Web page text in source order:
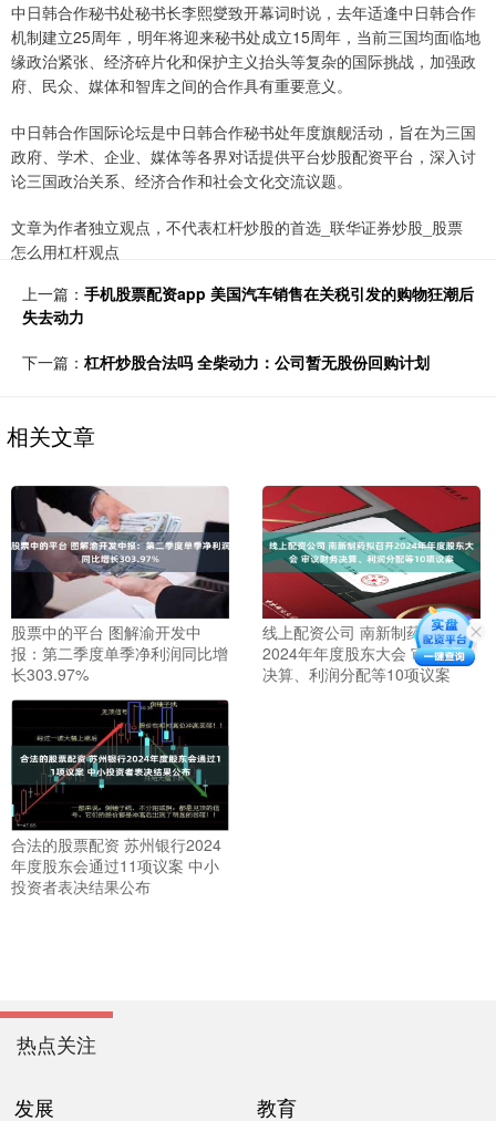
中日韩合作秘书处秘书长李熙燮致开幕词时说，去年适逢中日韩合作
机制建立25周年，明年将迎来秘书处成立15周年，当前三国均面临地
缘政治紧张、经济碎片化和保护主义抬头等复杂的国际挑战，加强政
府、民众、媒体和智库之间的合作具有重要意义。
中日韩合作国际论坛是中日韩合作秘书处年度旗舰活动，旨在为三国
政府、学术、企业、媒体等各界对话提供平台炒股配资平台，深入讨
论三国政治关系、经济合作和社会文化交流议题。
文章为作者独立观点，不代表杠杆炒股的首选_联华证券炒股_股票
怎么用杠杆观点
上一篇： 手机股票配资app 美国汽车销售在关税引发的购物狂潮后
失去动力
下一篇： 杠杆炒股合法吗 全柴动力：公司暂无股份回购计划
相关文章
股票中的平台 图解渝开发中
报：第二季度单季净利润同比增
长303.97%
线上配资公司 南新制药拟召开
2024年年度股东大会 审议财务
决算、利润分配等10项议案
合法的股票配资 苏州银行2024
年度股东会通过11项议案 中小
投资者表决结果公布
热点关注
发展 教育